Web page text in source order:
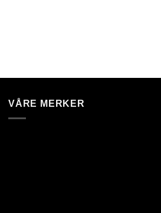
VÅRE MERKER